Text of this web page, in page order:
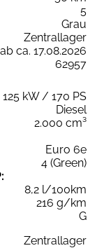
5
Grau
Zentrallager
ab ca. 17.08.2026
62957
125 kW / 170 PS
Diesel
2.000 cm³
Euro 6e
4 (Green)
8,2 l/100km
216 g/km
G
Zentrallager